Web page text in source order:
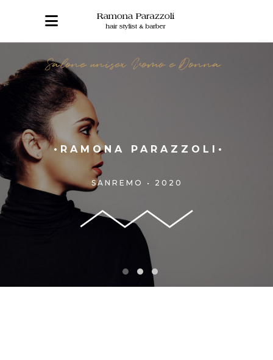
•RAMONA PARAZZOLI•
Salone unisex Uomo e Donna
SANREMO • 2020